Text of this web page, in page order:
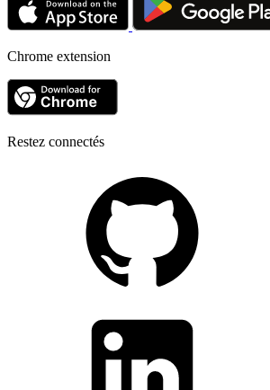
Chrome extension
Restez connectés